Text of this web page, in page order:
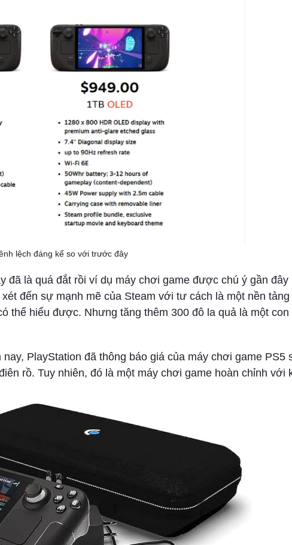
lệch đáng kể so với trước đây
đã là quá đắt rồi ví dụ máy chơi game được chú ý gần đây
đến sự mạnh mẽ của Steam với tư cách là một nền
thể hiểu được. Nhưng tăng thêm 300 đô la quả là một con
PlayStation đã thông báo giá của máy chơi game PS5
rồ. Tuy nhiên, đó là một máy chơi game hoàn chỉnh với